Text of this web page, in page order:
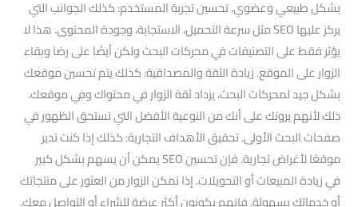
بشكل طبيعي وعضوي. تحسين تجربة المستخدم: كذلك الجوانب التي
يركز عليها SEO مثل سرعة التحميل، الاستجابة، وجودة المحتوى. هذا لا
يؤثر فقط على التصنيفات في محركات البحث ولكن أيضًا على رضا وبقاء
الزوار على الموقع. زيادة الثقة والمصداقية: كذلك يتم تحسين موقعك
بشكل جيد لمحركات البحث، يزداد ثقة الزوار في محتواك وفي موقعك.
ذلك لأنهم يرونك على أنك من النوعية الأفضل التي تستحق الظهور في
صفحات البحث الأولى. تحقيق الأهداف التجارية: كذلك إذا كنت تدير
موقعًا لأغراض تجارية. فإن تحسين SEO يمكن أن يسهم بشكل كبير
في زيادة المبيعات أو التحويلات. إذا تمكن الزوار من العثور على منتجاتك
أو خدماتك بسهولة. فإنهم يكونون أكثر عرضة للشراء أو التواصل معك.